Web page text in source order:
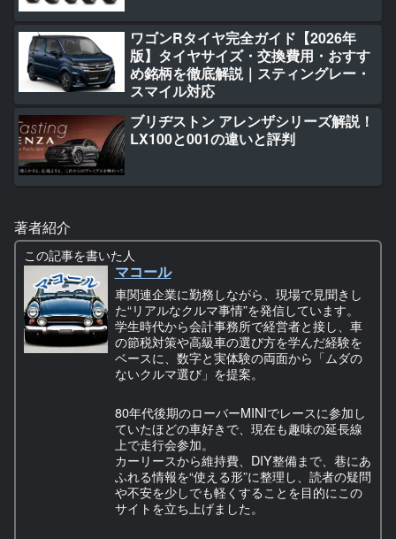
ワゴンRタイヤ完全ガイド【2026年
版】タイヤサイズ・交換費用・おすす
め銘柄を徹底解説｜スティングレー・
スマイル対応
ブリヂストン アレンザシリーズ解説！
LX100と001の違いと評判
著者紹介
この記事を書いた人
マコール
車関連企業に勤務しながら、現場で見聞きし
た“リアルなクルマ事情”を発信しています。
学生時代から会計事務所で経営者と接し、車
の節税対策や高級車の選び方を学んだ経験を
ベースに、数字と実体験の両面から「ムダの
ないクルマ選び」を提案。
80年代後期のローバーMINIでレースに参加し
ていたほどの車好きで、現在も趣味の延長線
上で走行会参加。
カーリースから維持費、DIY整備まで、巷にあ
ふれる情報を“使える形”に整理し、読者の疑問
や不安を少しでも軽くすることを目的にこの
サイトを立ち上げました。